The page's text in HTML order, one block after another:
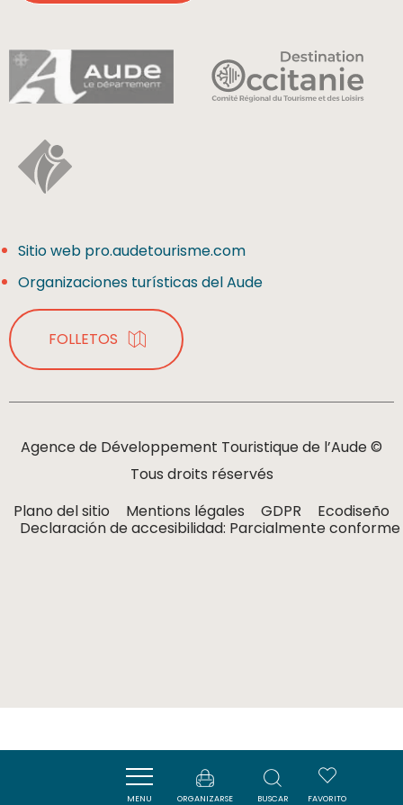
MENU ORGANIZARSE BUSCAR FAVORITO
Sitio web pro.audetourisme.com
Organizaciones turísticas del Aude
FOLLETOS
Agence de Développement Touristique de l’Aude ©
Tous droits réservés
Plano del sitio
Mentions légales GDPR
Ecodiseño
Declaración de accesibilidad: Parcialmente conforme